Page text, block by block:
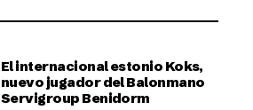
El internacional estonio Koks,
nuevo jugador del Balonmano
Servigroup Benidorm